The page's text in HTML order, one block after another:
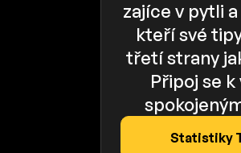
zajíce v pytli
kteří své
třetí strany
Připoj se
Statistiky